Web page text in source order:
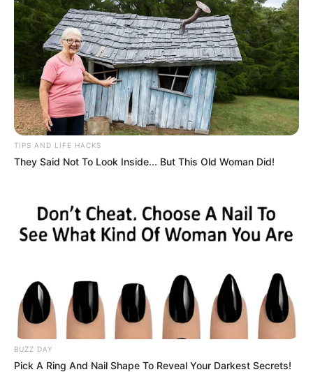
TIPS AND LIFE HACKS
They Said Not To Look Inside... But This Old Woman Did!
BUZZ DAY
Pick A Ring And Nail Shape To Reveal Your Darkest Secrets!